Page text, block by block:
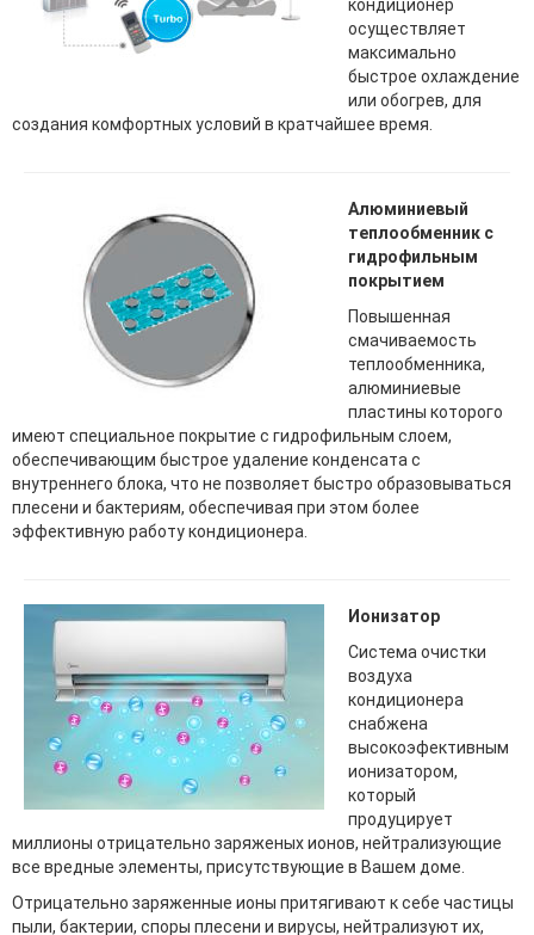
кондиционер
осуществляет
максимально
быстрое охлаждение
или обогрев, для
создания комфортных условий в кратчайшее время.
Алюминиевый
теплообменник с
гидрофильным
покрытием
Повышенная
смачиваемость
теплообменника,
алюминиевые
пластины которого
имеют специальное покрытие с гидрофильным слоем,
обеспечивающим быстрое удаление конденсата с
внутреннего блока, что не позволяет быстро образовываться
плесени и бактериям, обеспечивая при этом более
эффективную работу кондиционера.
Ионизатор
Система очистки
воздуха
кондиционера
снабжена
высокоэфективным
ионизатором,
который
продуцирует
миллионы отрицательно заряженых ионов, нейтрализующие
все вредные элементы, присутствующие в Вашем доме.
Отрицательно заряженные ионы притягивают к себе частицы
пыли, бактерии, споры плесени и вирусы, нейтрализуют их,